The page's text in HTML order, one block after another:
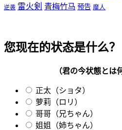
逆袭 雷火剣 青梅竹马 预告 魔人
您现在的状态是什么？
（君の今状態とは
正太（ショタ）
萝莉（ロリ）
哥哥（兄ちゃん）
姐姐（姉ちゃん）